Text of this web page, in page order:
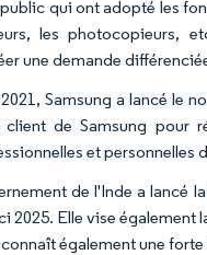
qui ont adopté les
les photocopieurs,
une demande
Samsung a lancé le
de Samsung pour
et personnelles
de l'Inde a lancé
2025. Elle vise
également une